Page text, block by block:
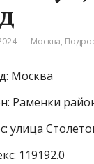
Москва,
Москва
Раменки
улица
119192.0